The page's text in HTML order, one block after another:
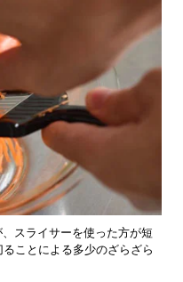
スライサーを使った方が短
ことによる多少のざらざら